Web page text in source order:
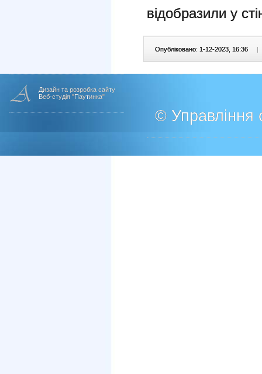
відобразили у
Опубліковано: 1-12-2023, 16:36 |
Дизайн та розробка сайту
Веб-студія "Паутинка"
© Управління